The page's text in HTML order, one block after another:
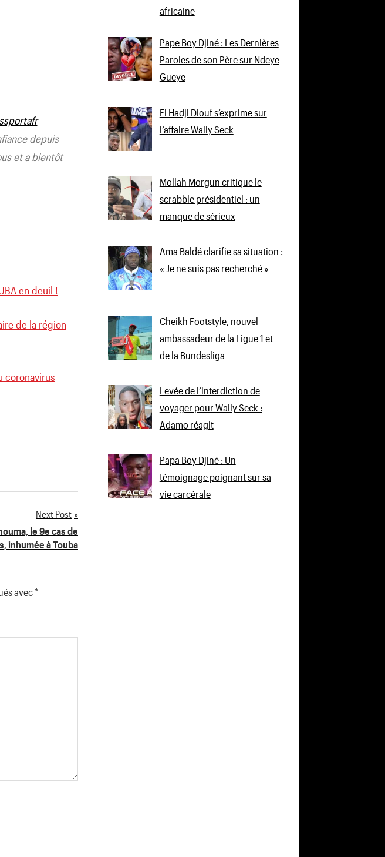
depuis
et a bientôt
en deuil !
de la région
coronavirus
Next Post
le 9e cas de
inhumée à Touba
avec*
africaine
Pape Boy Djiné : Les Dernières
Paroles de son Père sur Ndeye
Gueye
El Hadji Diouf s’exprime sur
l’affaire Wally Seck
Mollah Morgun critique le
scrabble présidentiel : un
manque de sérieux
Ama Baldé clarifie sa situation :
« Je ne suis pas recherché »
Cheikh Footstyle, nouvel
ambassadeur de la Ligue 1 et
de la Bundesliga
Levée de l’interdiction de
voyager pour Wally Seck :
Adamo réagit
Papa Boy Djiné : Un
témoignage poignant sur sa
vie carcérale